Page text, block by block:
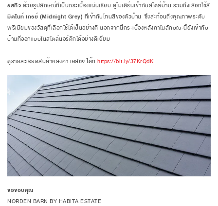
รสทีจ ด้วยรูปลักษณ์ที่เป็นกระเบื้องแผ่นเรียบ ดูโมเดิร์นเข้ากับสไตล์บ้าน รวมถึงเลือกใช้สี
มิดไนท์ เกรย์ (Midnight Grey) ที่เข้ากับโทนสีของตัวบ้าน ซึ่งสะท้อนถึงคุณภาพระดับ
พรีเมียมของวัสดุที่เลือกใช้ได้เป็นอย่างดี นอกจากนี้กระเบื้องหลังคาในลักษณะนี้ยังเข้ากับ
บ้านที่ออกแบบในสไตล์นอร์ดิกได้อย่างดีเยี่ยม
ดูรายละเอียดสินค้าหลังคา เอสซีจี ได้ที่ https://bit.ly/37KrQdK
ขอขอบคุณ
NORDEN BARN BY HABITA ESTATE